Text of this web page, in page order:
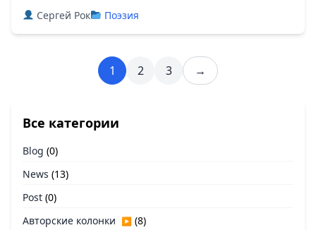
Сергей Рок
Поэзия
1 2 3 →
Все категории
Blog (0)
News (13)
Post (0)
Авторские колонки ▶ (8)